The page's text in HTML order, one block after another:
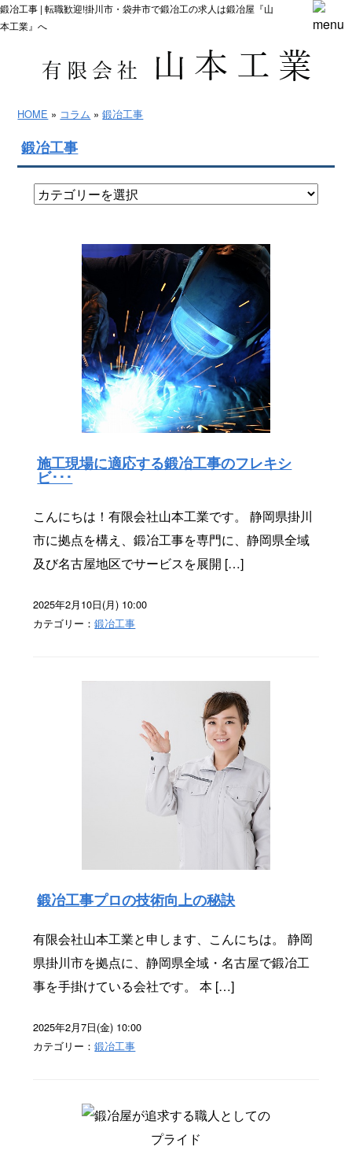
鍛冶工事 | 転職歓迎!掛川市・袋井市で鍛冶工の求人は鍛冶屋『山
本工業』へ
HOME » コラム »鍛冶工事
鍛冶工事
施工現場に適応する鍛冶工事のフレキシ
ビ･･･
こんにちは！有限会社山本工業です。 静岡県掛川
市に拠点を構え、鍛冶工事を専門に、静岡県全域
及び名古屋地区でサービスを展開 […]
2025年2月10日(月) 10:00
カテゴリー：鍛冶工事
鍛冶工事プロの技術向上の秘訣
有限会社山本工業と申します、こんにちは。 静岡
県掛川市を拠点に、静岡県全域・名古屋で鍛冶工
事を手掛けている会社です。 本 […]
2025年2月7日(金) 10:00
カテゴリー：鍛冶工事